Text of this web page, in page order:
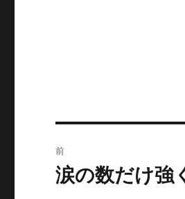
稿
前
前
涙の数だけ強